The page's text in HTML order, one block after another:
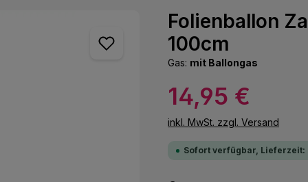
Folienballon
100cm
Gas: mit Ballongas
Regulärer Preis:
14,95 €
inkl. MwSt. zzgl. Versand
Sofort verfügbar,